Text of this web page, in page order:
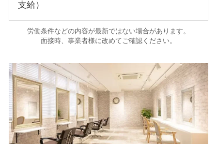
支給）
労働条件などの内容が最新ではない場合があります。
面接時、事業者様に改めてご確認ください。